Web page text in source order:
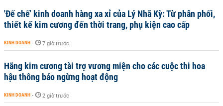
'Đế chế’ kinh doanh hàng xa xỉ của Lý Nhã Kỳ: Từ phân phối,
thiết kế kim cương đến thời trang, phụ kiện cao cấp
KINH DOANH - 7 giờ trước
Hãng kim cương tài trợ vương miện cho các cuộc thi hoa
hậu thông báo ngừng hoạt động
KINH DOANH - 2 giờ trước